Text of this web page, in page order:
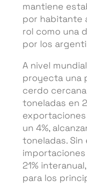
mantiene
por habitante
rol como una
por los
A nivel
proyecta una
cerdo cercana
toneladas en
un 4%,
toneladas. Sin
21%
para los